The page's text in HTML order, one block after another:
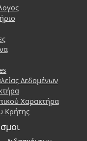
Δεδομένων
Χαρακτήρα
Κρήτης